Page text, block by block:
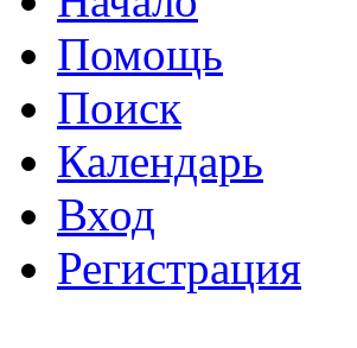
Помощь
Поиск
Календарь
Вход
Регистрация